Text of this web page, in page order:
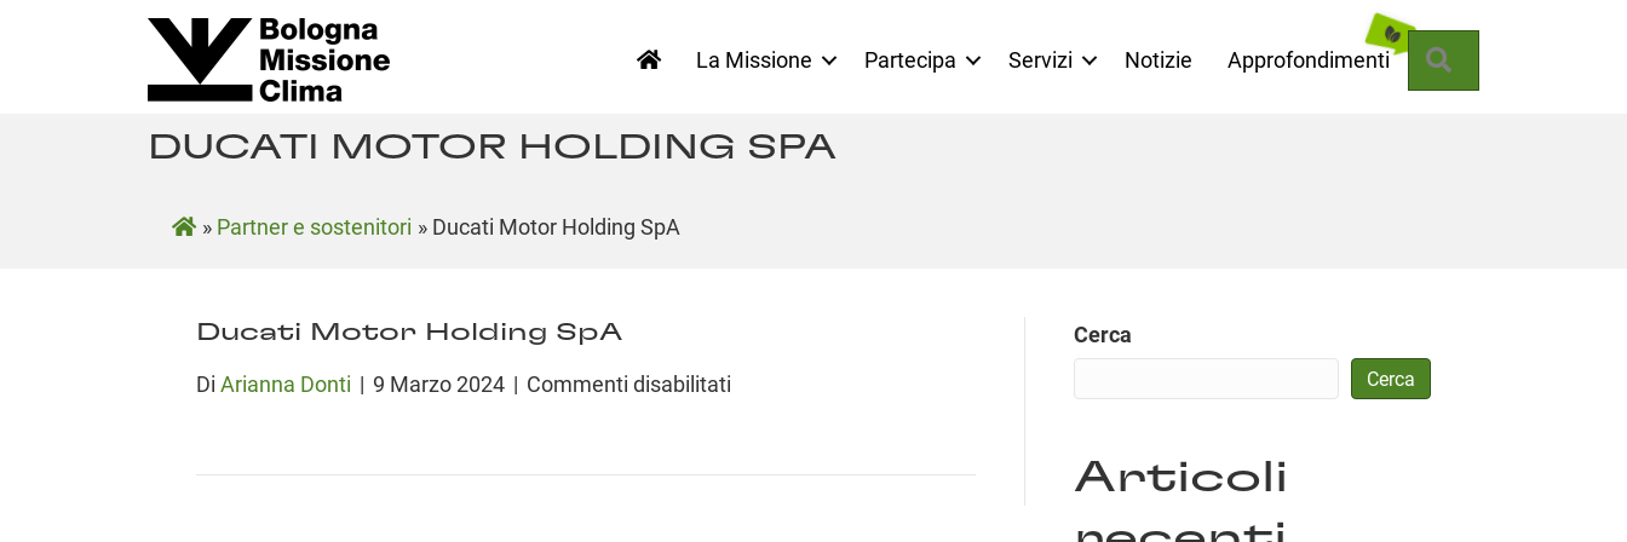
La Missione Partecipa Servizi Notizie Approfondimenti
DUCATI MOTOR HOLDING SPA
» Partner e sostenitori » Ducati Motor Holding SpA
Ducati Motor Holding SpA
Di Arianna Donti | 9 Marzo 2024 | Commenti disabilitati
Cerca
Cerca
Articoli